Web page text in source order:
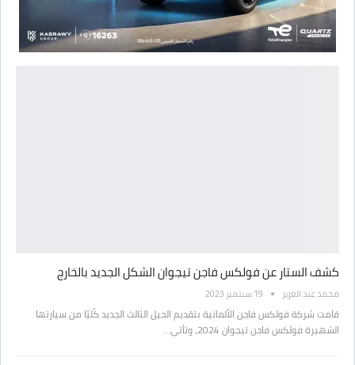
كشف الستار عن فولكس فاجن تيجوان الشكل الجديد بالخارج
محمد عبد العزيز 19 سبتمبر 2023
قامت شركة فولكس فاجن الألمانية بتقديم الجيل الثالث الجديد كُليًا من سيارتها
الشهيرة فولكس فاجن تيجوان 2024، وتأتي…